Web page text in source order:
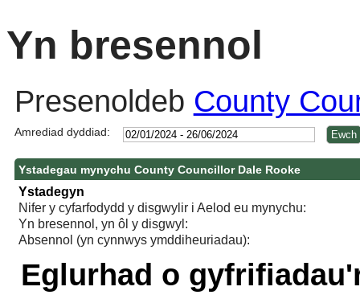
Yn bresennol
Presenoldeb County
Amrediad dyddiad:
Ystadegau mynychu County Councillor Dale Rooke
Ystadegyn
Nifer y cyfarfodydd y disgwylir i Aelod eu mynychu:
Yn bresennol, yn ôl y disgwyl:
Absennol (yn cynnwys ymddiheuriadau):
Eglurhad o